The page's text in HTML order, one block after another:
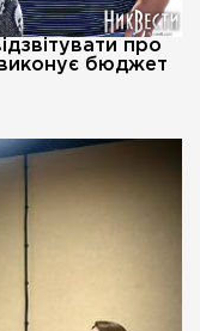
про
бюджет